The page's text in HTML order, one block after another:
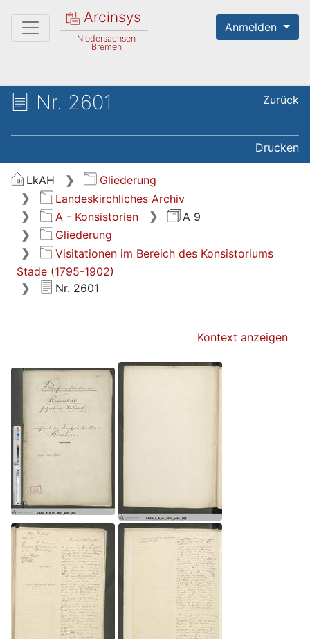
Arcinsys
Niedersachsen
Bremen
Anmelden
Nr. 2601 Zurück
Drucken
LkAH
Gliederung
Landeskirchliches Archiv
A - Konsistorien
A 9
Gliederung
Visitationen im Bereich des Konsistoriums
Stade (1795-1902)
Nr. 2601
Kontext anzeigen